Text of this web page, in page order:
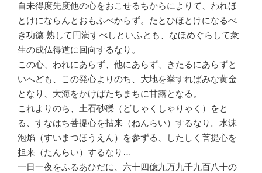
自未得度先度他の心をおこせるちからによりて、われほ
とけにならんとおもふべからず。たとひほとけになるべ
き功徳 熟して円満すべしといふとも、なほめぐらして衆
生の成仏得道に回向するなり。
この心、われにあらず、他にあらず、きたるにあらずと
いへども、この発心よりのち、大地を挙すればみな黄金
となり、大海をかけばたちまちに甘露となる。
これよりのち、土石砂礫（どしゃくしゃりゃく）をと
る、すなはち菩提心を拈来（ねんらい）するなり。水沫
泡焰（すいまつほうえん）を参ずる、したしく菩提心を
担来（たんらい）するなり…
一日一夜をふるあひだに、六十四億九万九千九百八十の